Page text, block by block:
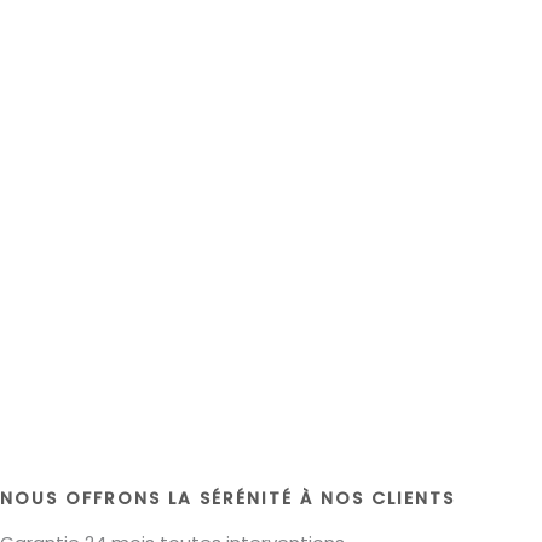
NOUS OFFRONS LA SÉRÉNITÉ À NOS CLIENTS